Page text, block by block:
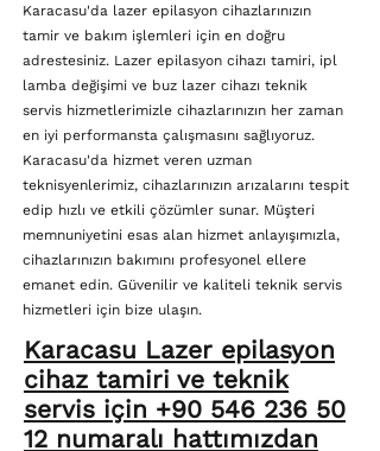
Karacasu'da lazer epilasyon cihazlarınızın
tamir ve bakım işlemleri için en doğru
adrestesiniz. Lazer epilasyon cihazı tamiri, ipl
lamba değişimi ve buz lazer cihazı teknik
servis hizmetlerimizle cihazlarınızın her zaman
en iyi performansta çalışmasını sağlıyoruz.
Karacasu'da hizmet veren uzman
teknisyenlerimiz, cihazlarınızın arızalarını tespit
edip hızlı ve etkili çözümler sunar. Müşteri
memnuniyetini esas alan hizmet anlayışımızla,
cihazlarınızın bakımını profesyonel ellere
emanet edin. Güvenilir ve kaliteli teknik servis
hizmetleri için bize ulaşın.
Karacasu Lazer epilasyon
cihaz tamiri ve teknik
servis için +90 546 236 50
12 numaralı hattımızdan